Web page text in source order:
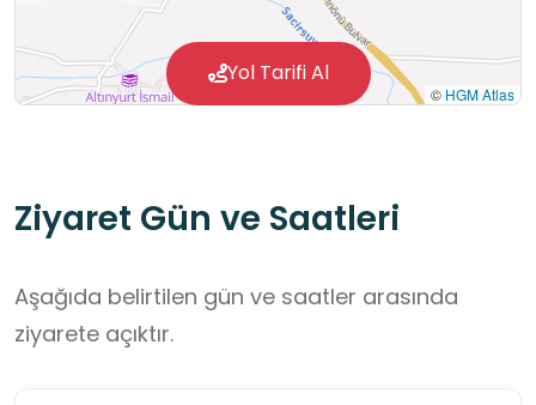
© HGM Atlas
Yol Tarifi Al
Ziyaret Gün ve Saatleri
Aşağıda belirtilen gün ve saatler arasında
ziyarete açıktır.